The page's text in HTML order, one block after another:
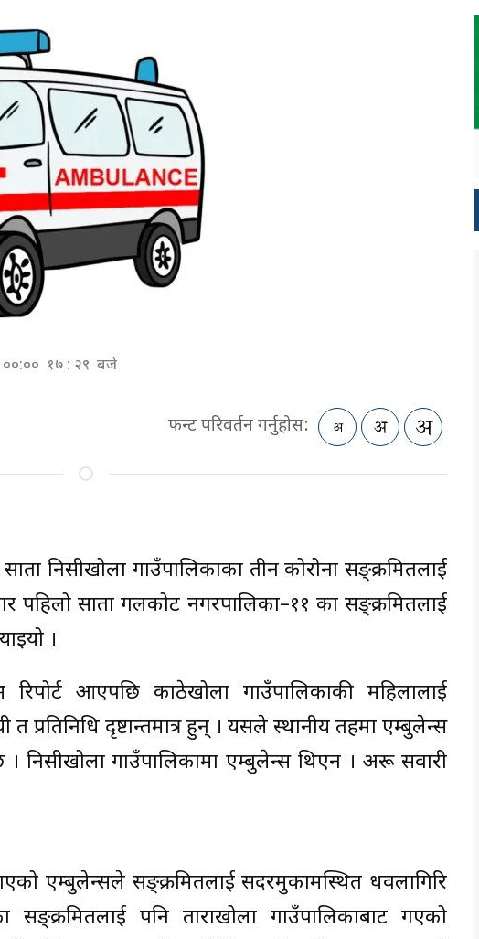
००:०० १७ : २९ बजे
फन्ट परिवर्तन गर्नुहोस:
निसीखोला गाउँपालिकाका तीन कोरोना सङ्क्रमितलाई
पहिलो साता गलकोट नगरपालिका–११ का सङ्क्रमितलाई
।
रिपोर्ट आएपछि काठेखोला गाउँपालिकाकी महिलालाई
प्रतिनिधि दृष्टान्तमात्र हुन् । यसले स्थानीय तहमा एम्बुलेन्स
निसीखोला गाउँपालिकामा एम्बुलेन्स थिएन । अरू सवारी
एम्बुलेन्सले सङ्क्रमितलाई सदरमुकामस्थित धवलागिरि
पनि ताराखोला गाउँपालिकाबाट गएको